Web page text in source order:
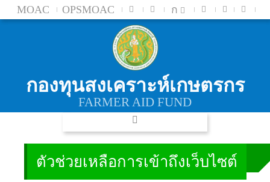
MOAC OPSMOAC ก
กองทุนสงเคราะห์เกษตรกร
FARMER AID FUND
ตัวช่วยเหลือการเข้าถึงเว็บไซต์